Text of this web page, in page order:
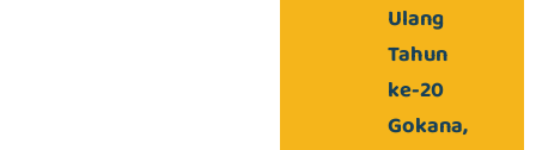
Ulang
Tahun
ke-20
Gokana,